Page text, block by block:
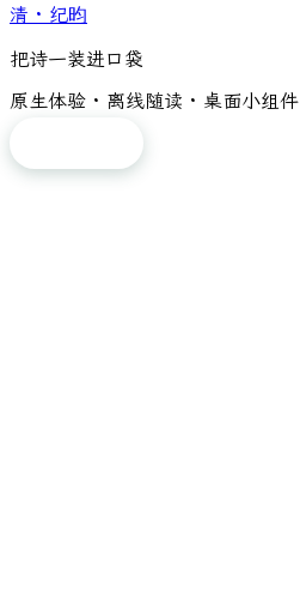
清 · 纪昀
把诗一装进口袋
原生体验 · 离线随读 · 桌面小组件